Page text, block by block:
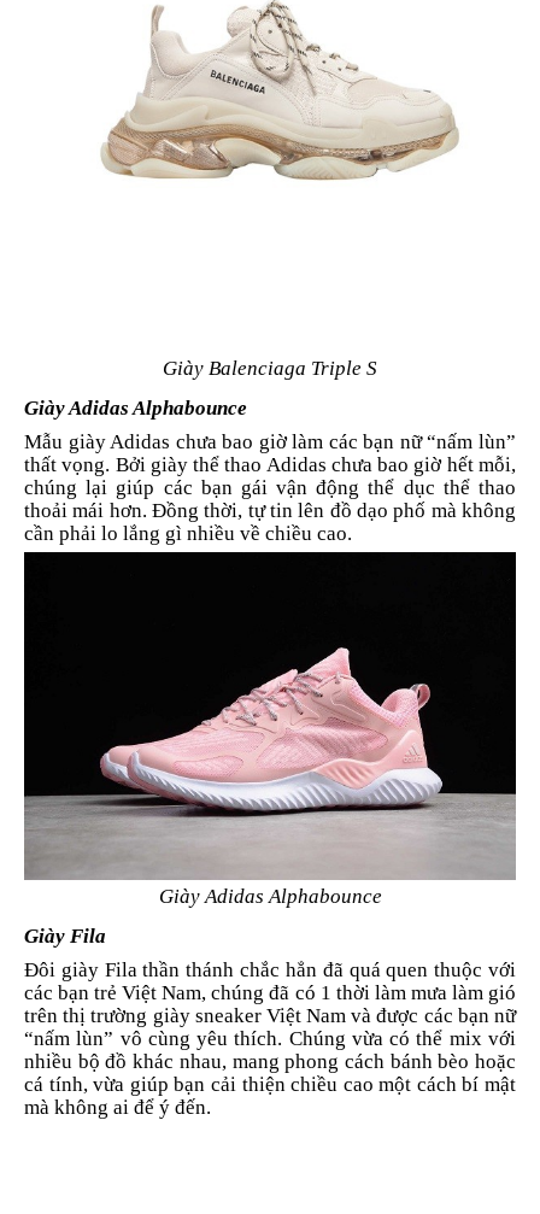
Giày Balenciaga Triple S
Giày Adidas Alphabounce
Mẫu giày Adidas chưa bao giờ làm các bạn nữ “nấm lùn”
thất vọng. Bởi giày thể thao Adidas chưa bao giờ hết mỗi,
chúng lại giúp các bạn gái vận động thể dục thể thao
thoải mái hơn. Đồng thời, tự tin lên đồ dạo phố mà không
cần phải lo lắng gì nhiều về chiều cao.
Giày Adidas Alphabounce
Giày Fila
Đôi giày Fila thần thánh chắc hẳn đã quá quen thuộc với
các bạn trẻ Việt Nam, chúng đã có 1 thời làm mưa làm gió
trên thị trường giày sneaker Việt Nam và được các bạn nữ
“nấm lùn” vô cùng yêu thích. Chúng vừa có thể mix với
nhiều bộ đồ khác nhau, mang phong cách bánh bèo hoặc
cá tính, vừa giúp bạn cải thiện chiều cao một cách bí mật
mà không ai để ý đến.